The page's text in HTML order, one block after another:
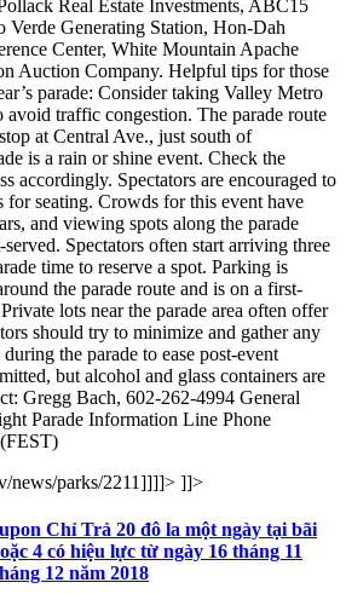
Real Estate Investments, ABC15
Generating Station, Hon-Dah
Center, White Mountain Apache
Auction Company. Helpful tips for those
parade: Consider taking Valley Metro
traffic congestion. The parade route
at Central Ave., just south of
is a rain or shine event. Check the
accordingly. Spectators are encouraged to
for seating. Crowds for this event have
and viewing spots along the parade
Spectators often start arriving three
time to reserve a spot. Parking is
the parade route and is on a first-
lots near the parade area often offer
should try to minimize and gather any
the parade to ease post-event
but alcohol and glass containers are
Gregg Bach, 602-262-4994 General
Parade Information Line Phone
news/parks/2211]]]]> ]]>
Chỉ Trả 20 đô la một ngày tại bãi
4 có hiệu lực từ ngày 16 tháng 11
12 năm 2018